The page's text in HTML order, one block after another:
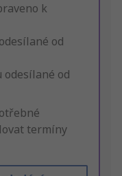
k
od
odesílané od
termíny